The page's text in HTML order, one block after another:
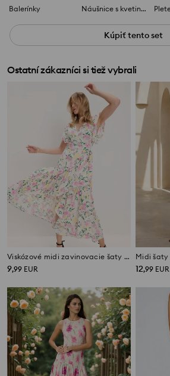
Balerínky Náušnice s kvetinovým motívom
Kúpiť tento set
Ostatní zákazníci si tiež vybrali
Viskózové midi zavinovacie šaty s kvetinovým vzorom
9,99 EUR 12,99 EUR